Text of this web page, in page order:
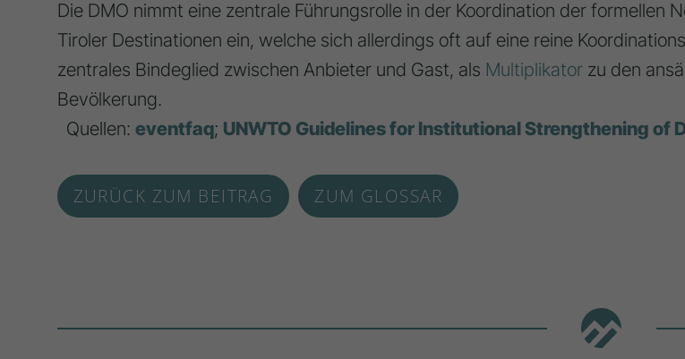
Die DMO nimmt eine zentrale Führungsrolle in der Koordination der formellen
Tiroler Destinationen ein, welche sich allerdings oft auf eine reine
zentrales Bindeglied zwischen Anbieter und Gast, als Multiplikatorzu den
Bevölkerung.
Quellen: eventfaq; UNWTO Guidelines for Institutional Strengthening of
ZURÜCK ZUM BEITRAG ZUM GLOSSAR